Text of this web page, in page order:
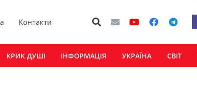
Контакти
КРИК ДУШІ ІНФОРМАЦІЯ УКРАЇНА СВІТ